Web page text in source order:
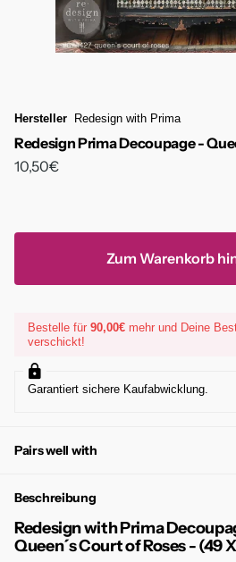
Hersteller Redesign with Prima
Redesign Prima Decoupage -
10,50€
Zum Warenkorb
Bestelle für 90,00€mehr und Deine
verschickt!
Garantiert sichere Kaufabwicklung.
Pairs well with
Beschreibung
Redesign with Prima
Queen´s Court of Roses- (49